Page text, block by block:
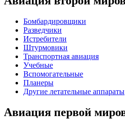
Бомбардировщики
Разведчики
Истребители
Штурмовики
Транспортная авиация
Учебные
Вспомогательные
Планеры
Другие летательные аппараты
Авиация первой